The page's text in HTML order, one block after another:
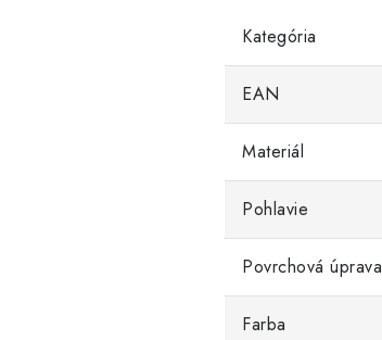
Kategória
EAN
Materiál
Pohlavie
Povrchová úprava
Farba